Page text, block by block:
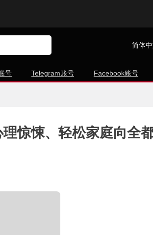
简体
号 Telegram账号 Facebook账号
惊悚、轻松家庭向全